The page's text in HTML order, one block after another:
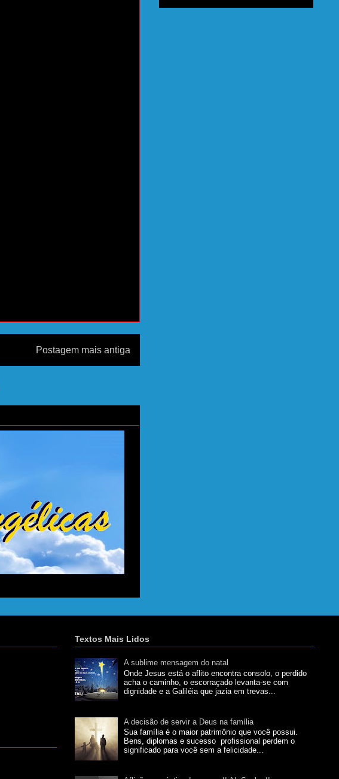
Postagem mais antiga
Textos Mais Lidos
A sublime mensagem do natal
Onde Jesus está o aflito encontra consolo, o perdido
acha o caminho, o escorraçado levanta-se com
dignidade e a Galiléia que jazia em trevas...
A decisão de servir a Deus na família
Sua família é o maior patrimônio que você possui.
Bens, diplomas e sucesso profissional perdem o
significado para você sem a felicidade...